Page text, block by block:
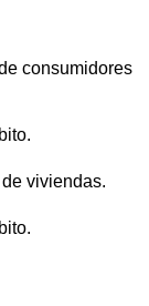
consumidores
viviendas.